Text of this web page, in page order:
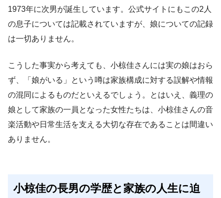
1973年に次男が誕生しています。公式サイトにもこの2人
の息子については記載されていますが、娘についての記録
は一切ありません。
こうした事実から考えても、小椋佳さんには実の娘はおら
ず、「娘がいる」という噂は家族構成に対する誤解や情報
の混同によるものだといえるでしょう。とはいえ、義理の
娘として家族の一員となった女性たちは、小椋佳さんの音
楽活動や日常生活を支える大切な存在であることは間違い
ありません。
小椋佳の長男の学歴と家族の人生に迫